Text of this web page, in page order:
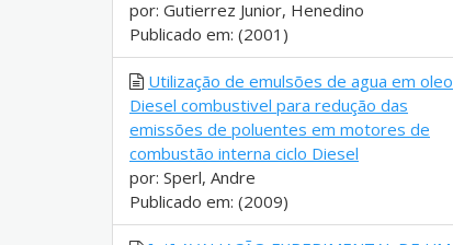
por: Gutierrez Junior, Henedino
Publicado em: (2001)
Utilização de emulsões de agua em oleo
Diesel combustivel para redução das
emissões de poluentes em motores de
combustão interna ciclo Diesel
por: Sperl, Andre
Publicado em: (2009)